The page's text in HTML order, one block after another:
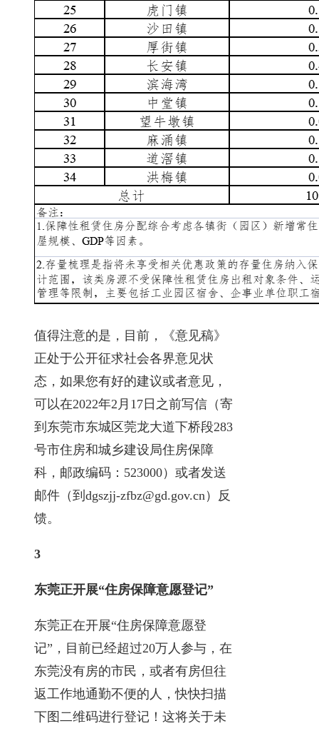
值得注意的是，目前，《意见稿》
正处于公开征求社会各界意见状
态，如果您有好的建议或者意见，
可以在2022年2月17日之前写信（寄
到东莞市东城区莞龙大道下桥段283
号市住房和城乡建设局住房保障
科，邮政编码：523000）或者发送
邮件（到dgszjj-zfbz@gd.gov.cn）反
馈。
3
东莞正开展“住房保障意愿登记”
东莞正在开展“住房保障意愿登
记”，目前已经超过20万人参与，在
东莞没有房的市民，或者有房但往
返工作地通勤不便的人，快快扫描
下图二维码进行登记！这将关于未